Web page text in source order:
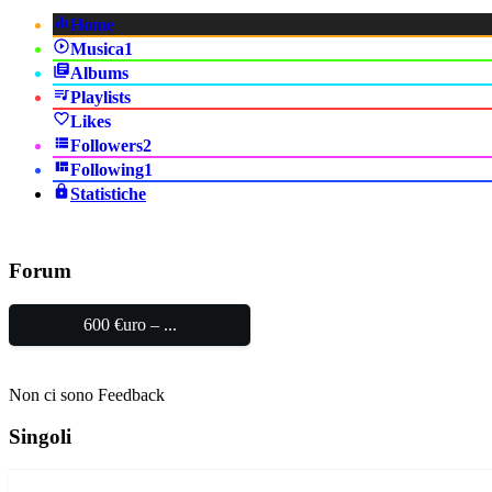
Home
Musica1
Albums
Playlists
Likes
Followers2
Following1
Statistiche
Forum
600 €uro – ...
Non ci sono Feedback
Singoli